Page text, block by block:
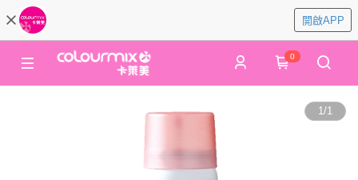
開啟APP
0
1/1